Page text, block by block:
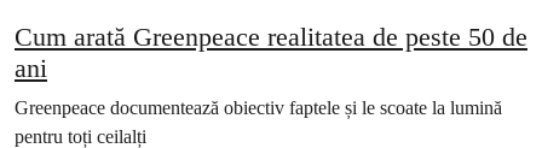
Cum arată Greenpeace realitatea de peste 50 de
ani
Greenpeace documentează obiectiv faptele și le scoate la lumină
pentru toți ceilalți